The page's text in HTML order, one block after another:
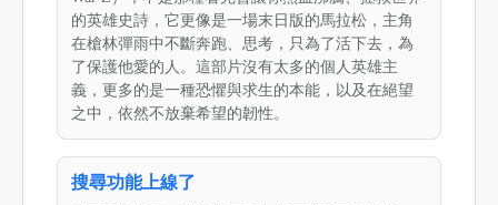
的英雄史詩，它更像是一場末日版的馬拉松，主角
在槍林彈雨中不斷奔跑、思考，只為了活下去，為
了保護他愛的人。這部片沒有太多的個人英雄主
義，更多的是一種恐懼與求生的本能，以及在絕望
之中，依然不放棄希望的韌性。
搜尋功能上線了